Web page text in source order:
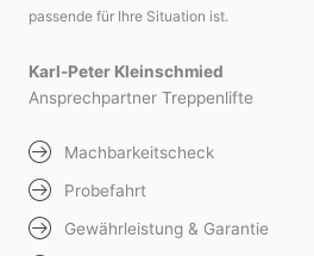
passende für Ihre Situation ist.
Karl-Peter Kleinschmied
Ansprechpartner Treppenlifte
Machbarkeitscheck
Probefahrt
Gewährleistung & Garantie